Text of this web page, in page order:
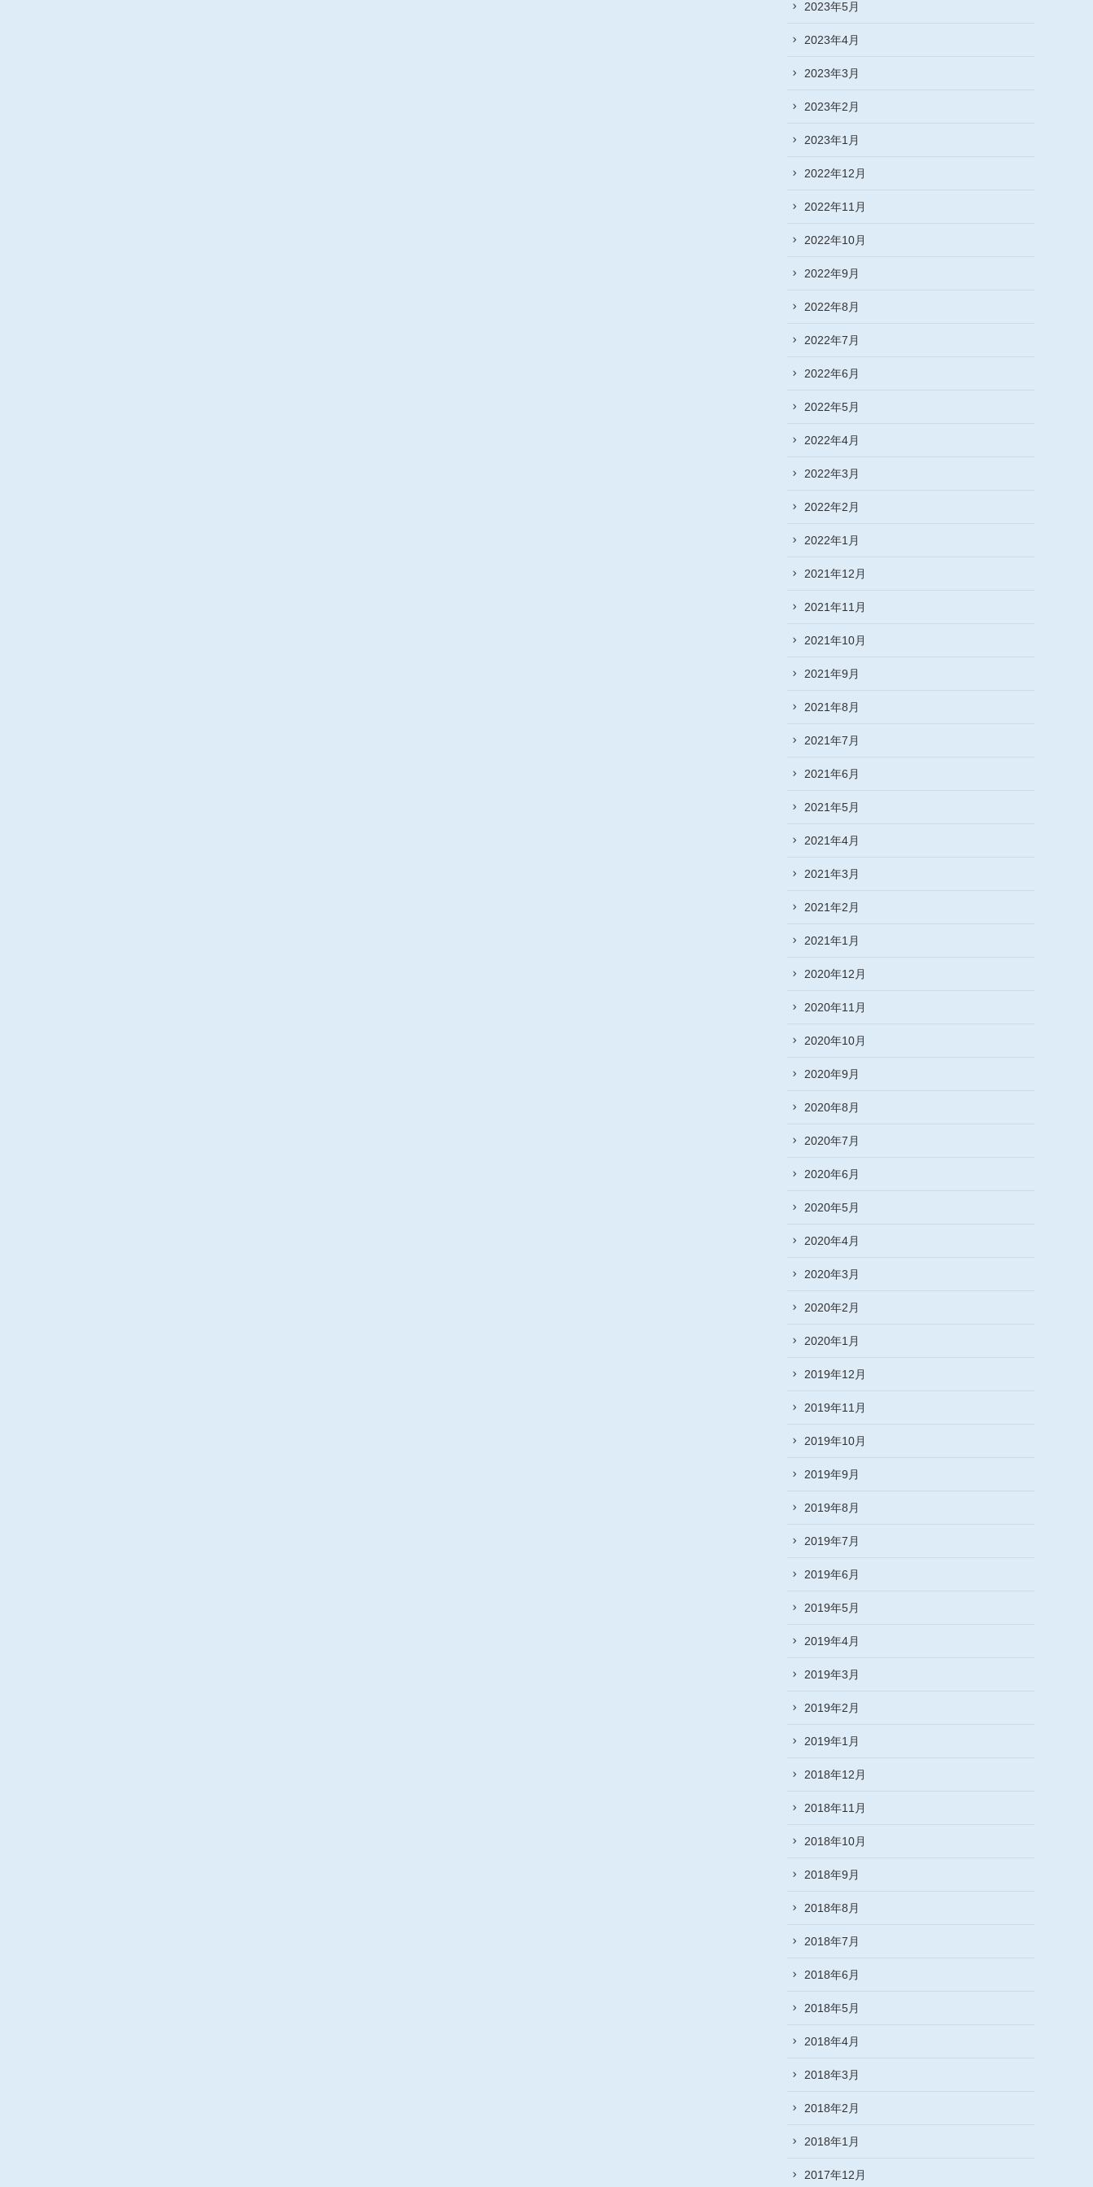
2023年5月
2023年4月
2023年3月
2023年2月
2023年1月
2022年12月
2022年11月
2022年10月
2022年9月
2022年8月
2022年7月
2022年6月
2022年5月
2022年4月
2022年3月
2022年2月
2022年1月
2021年12月
2021年11月
2021年10月
2021年9月
2021年8月
2021年7月
2021年6月
2021年5月
2021年4月
2021年3月
2021年2月
2021年1月
2020年12月
2020年11月
2020年10月
2020年9月
2020年8月
2020年7月
2020年6月
2020年5月
2020年4月
2020年3月
2020年2月
2020年1月
2019年12月
2019年11月
2019年10月
2019年9月
2019年8月
2019年7月
2019年6月
2019年5月
2019年4月
2019年3月
2019年2月
2019年1月
2018年12月
2018年11月
2018年10月
2018年9月
2018年8月
2018年7月
2018年6月
2018年5月
2018年4月
2018年3月
2018年2月
2018年1月
2017年12月